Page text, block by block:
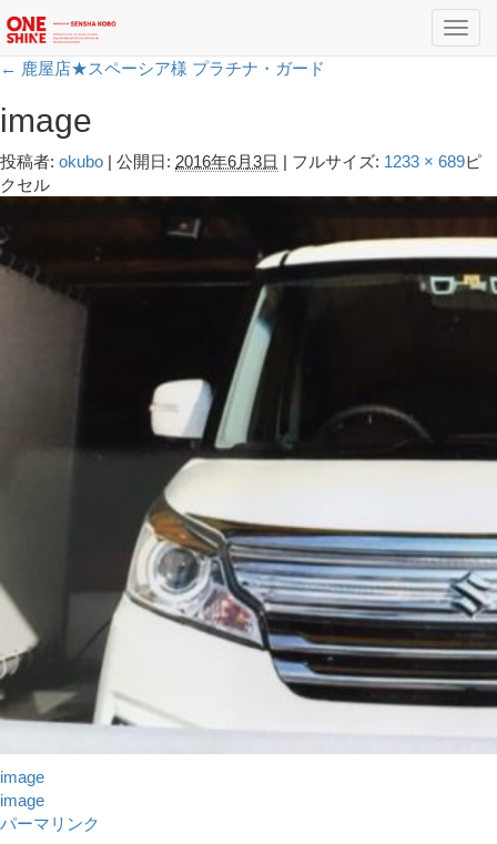
← 鹿屋店★スペーシア様 プラチナ・ガード
image
投稿者: okubo | 公開日: 2016年6月3日 | フルサイズ: 1233 × 689ピ
クセル
image
image
パーマリンク